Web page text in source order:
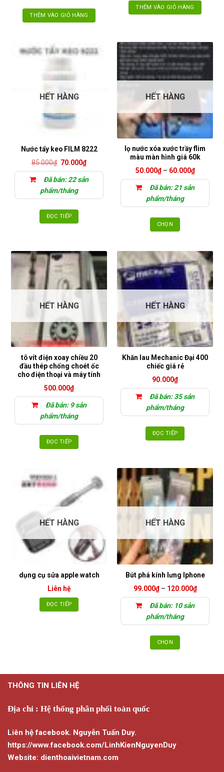
THÊM VÀO GIỎ HÀNG
THÊM VÀO GIỎ HÀNG
HẾT HÀNG
Nước tẩy keo FILM 8222
85.000₫ Giá
là:
85.000₫.
70.000₫Giá
là:
Đã bán: 22 sản
phẩm/tháng
ĐỌC TIẾP
HẾT HÀNG
lọ nước xóa xước trầy flim
màu màn hình giá 60k
50.000₫ – 60.000₫Khoảng
giá:
50.000₫
Đã bán: 21 sản
phẩm/tháng
CHỌN
này
có
nhiều
biến
Các
chọn
có
được
chọn
trên
trang
sản
phẩm
HẾT HÀNG
tô vít điện xoay chiều 20
đầu thép chống choét ốc
cho điện thoại và máy tính
500.000₫
Đã bán: 9 sản
phẩm/tháng
ĐỌC TIẾP
HẾT HÀNG
Khăn lau Mechanic Đại 400
chiếc giá rẻ
90.000₫
Đã bán: 35 sản
phẩm/tháng
ĐỌC TIẾP
HẾT HÀNG
dụng cụ sửa apple watch
Liên hệ
ĐỌC TIẾP
HẾT HÀNG
Bút phá kính lưng Iphone
99.000₫ – 120.000₫Khoảng
giá:
Đã bán: 10 sản
phẩm/tháng
CHỌN
này
chọn
THÔNG TIN LIÊN HỆ
Địa chỉ : Hệ thống phân phối toàn quốc
Liên hệ facebook. Nguyễn Tuấn Duy.
https://www.facebook.com/LinhKienNguyenDuy
Website: dienthoaivietnam.com